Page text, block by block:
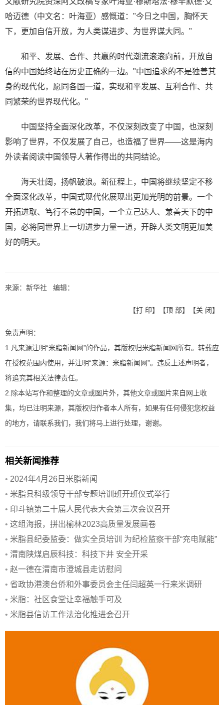
哈迈德（中文名：叶海亚）感慨道："今日之中国，胸怀天
下，更加自信开放，为人类谋进步、为世界谋大同。"
和平、发展、合作、共赢的时代潮流滚滚向前，开放自
信的中国始终站在历史正确的一边。"中国追求的不是独善其
身的现代化，愿同各国一道，实现和平发展、互利合作、共
同繁荣的世界现代化。"
中国坚持全面深化改革，不仅深刻改变了中国，也深刻
影响了世界，不仅发展了自己，也造福了世界——这是海内
外读者阅读中国领导人著作得出的共同结论。
海天壮阔，扬帆破浪。新征程上，中国将继续坚定不移
全面深化改革，中国式现代化展现出更加光明的前景。一个
开拓进取、笃行不怠的中国，一个立己达人、兼善天下的中
国，必将同世界上一切进步力量一道，开辟人类文明更加美
好的明天。
来源：新华社 编辑：
【打 印】【顶 部】【关 闭】
免责声明：
1.凡来源注明“米脂新闻网”的作品，其版权归米脂新闻网所有。转载应
在授权范围内使用，并注明“来源：米脂新闻网”。违反上述声明者，
将追究其相关法律责任。
2.除本站写作和整理的文章或图片外，其他文章或图片来自网上收
集，均已注明来源，其版权归作者本人所有，如果有任何侵犯您权益
的地方，请联系我们，我们将马上进行处理，谢谢。
相关新闻推荐
• 2024年4月26日米脂新闻
• 米脂县科级领导干部专题培训班开班仪式举行
• 印斗镇第二十届人民代表大会第三次会议召开
• 这组海报，拼出榆林2023高质量发展画卷
• 米脂县纪委监委：做实全员培训 为纪检监察干部“充电赋能”
• 渭南陕煤启辰科技：科技下井 安全开采
• 赵一德在渭南市澄城县走访慰问
• 省政协港澳台侨和外事委员会主任闫超英一行来米调研
• 米脂：社区食堂让幸福触手可及
• 米脂县信访工作法治化推进会召开